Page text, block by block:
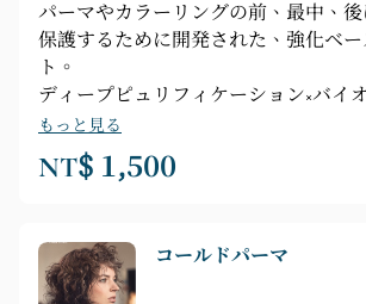
パーマやカラーリングの前、最中、
保護するために開発された、強化ベ
ト。
ディープピュリフィケーション×バイ
もっと見る
NT$ 1,500
コールドパーマ